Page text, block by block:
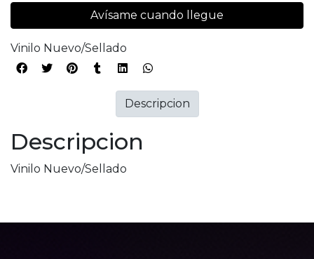
Avísame cuando llegue
Vinilo Nuevo/Sellado
Descripcion
Vinilo Nuevo/Sellado
Descripcion